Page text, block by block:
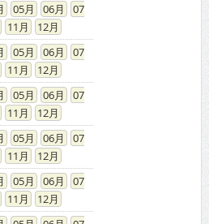
05 06
07
11
12
05 06
07
11
12
05 06
07
11
12
05 06
07
11
12
05 06
07
11
12